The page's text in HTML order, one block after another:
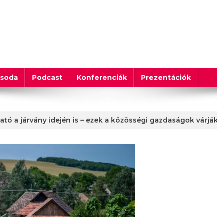
Podcast Konferenciák Prezentációk
a járvány idején is – ezek a közösségi gazdaságok